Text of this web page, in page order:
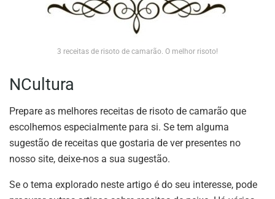
3 receitas de risoto de camarão. O melhor risoto!
NCultura
Prepare as melhores receitas de risoto de camarão que
escolhemos especialmente para si. Se tem alguma
sugestão de receitas que gostaria de ver presentes no
nosso site, deixe-nos a sua sugestão.
Se o tema explorado neste artigo é do seu interesse, pode